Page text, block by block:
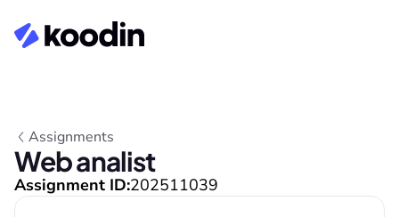
Assignments
Web analist
Assignment ID:202511039